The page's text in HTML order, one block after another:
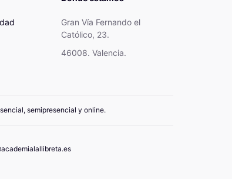
Gran Vía Fernando el
Católico, 23.
46008. Valencia.
semipresencial y online.